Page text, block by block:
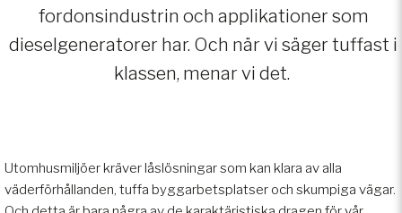
fordonsindustrin och applikationer som
dieselgeneratorer har. Och när vi säger tuffast i
klassen, menar vi det.
Utomhusmiljöer kräver låslösningar som kan klara av alla
väderförhållanden, tuffa byggarbetsplatser och skumpiga vägar.